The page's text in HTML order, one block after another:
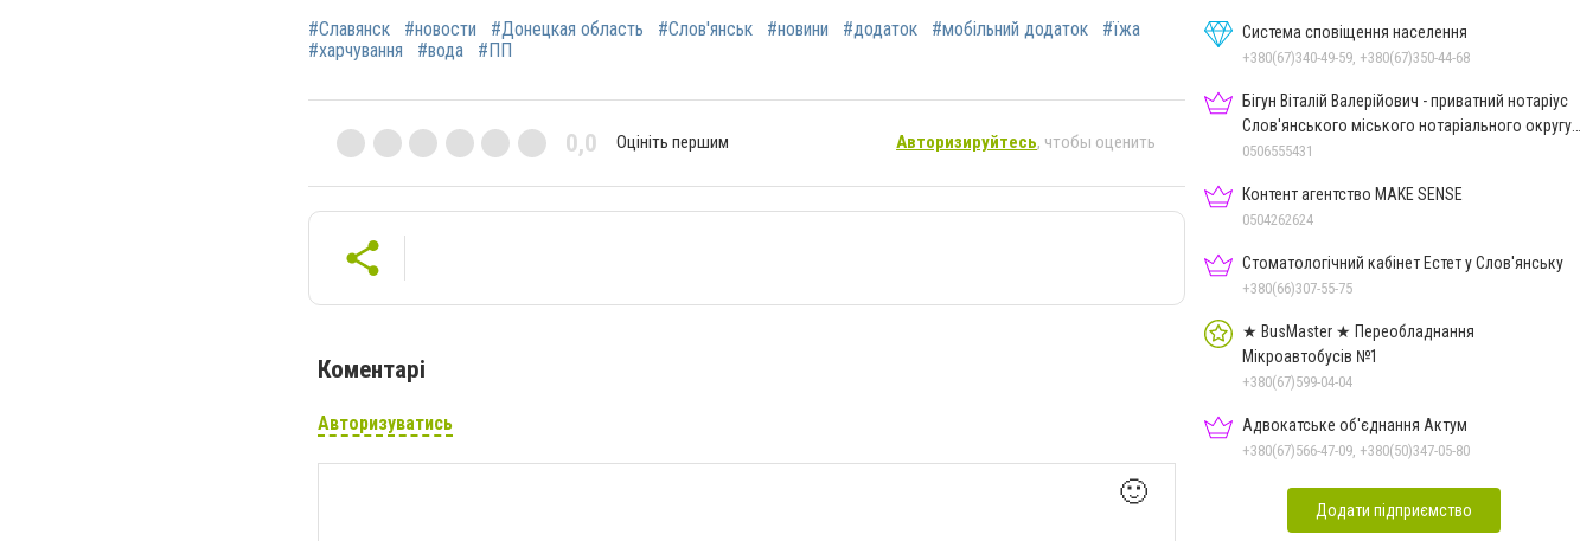
#Славянск #новости #Донецкая область #Слов'янськ #новини #додаток #мобільний додаток
#їжа
#харчування
#вода #ПП
0,0 Оцініть першим Авторизируйтесь, чтобы оценить
Коментарі
Авторизуватись
🙂
Система сповіщення населення
+380(67)340-49-59, +380(67)350-44-68
Бігун Віталій Валерійович - приватний нотаріус
Слов'янського міського нотаріального округу
Дон.обл.
0506555431
Контент агентство MAKE SENSE
0504262624
Стоматологічний кабінет Естет у Слов'янську
+380(66)307-55-75
★ BusMaster ★ Переобладнання
Мікроавтобусів №1
+380(67)599-04-04
Адвокатське об'єднання Актум
+380(67)566-47-09, +380(50)347-05-80
Додати підприємство